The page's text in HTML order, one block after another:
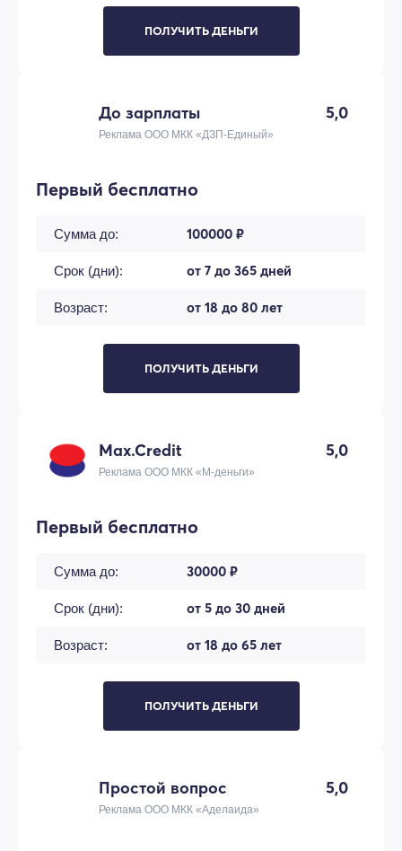
ПОЛУЧИТЬ ДЕНЬГИ
До зарплаты 5,0
Реклама ООО МКК «ДЗП-Единый»
Первый бесплатно
Сумма до: 100000 ₽
Срок (дни): от 7 до 365 дней
Возраст: от 18 до 80 лет
ПОЛУЧИТЬ ДЕНЬГИ
Max.Credit 5,0
Реклама ООО МКК «М-деньги»
Первый бесплатно
Сумма до: 30000 ₽
Срок (дни): от 5 до 30 дней
Возраст: от 18 до 65 лет
ПОЛУЧИТЬ ДЕНЬГИ
Простой вопрос 5,0
Реклама ООО МКК «Аделаида»